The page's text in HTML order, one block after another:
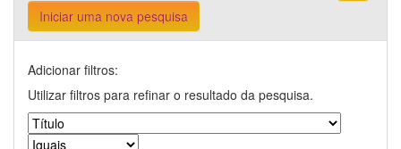
Iniciar uma nova pesquisa
Adicionar filtros:
Utilizar filtros para refinar o resultado da pesquisa.